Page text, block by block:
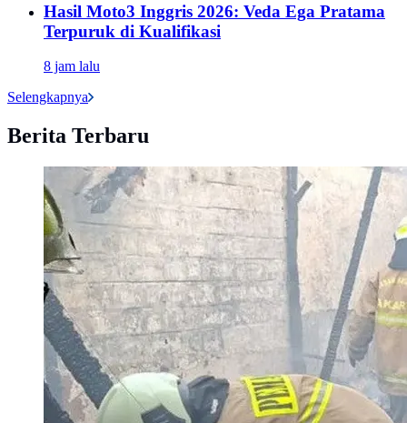
Hasil Moto3 Inggris 2026: Veda Ega Pratama
Terpuruk di Kualifikasi
8 jam lalu
Selengkapnya
Berita Terbaru